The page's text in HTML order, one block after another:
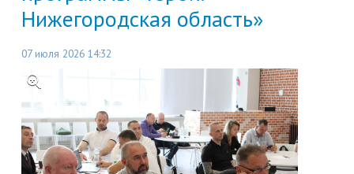
Нижегородская область»
07 июля 2026 14:32